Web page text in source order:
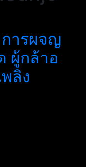
การผจญ
ผู้กล้าอ
ลิง